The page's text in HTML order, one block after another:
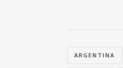
ARGENTINA